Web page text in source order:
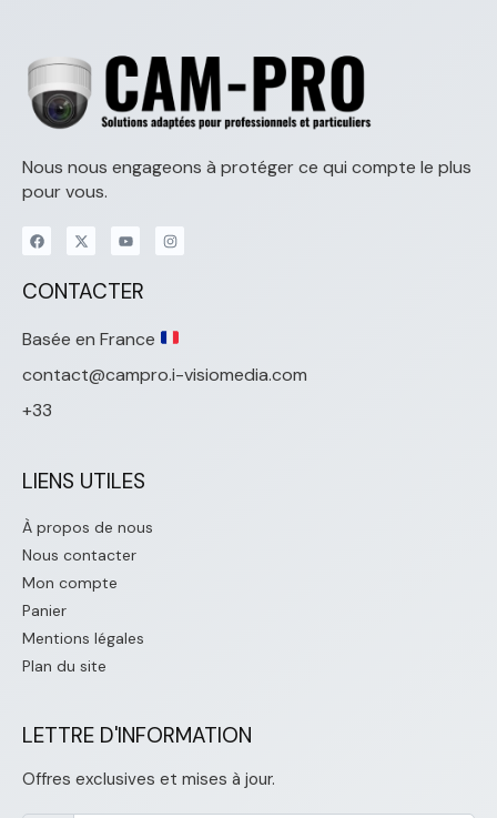
Nous nous engageons à protéger ce qui compte le plus
pour vous.
CONTACTER
Basée en France
contact@campro.i-visiomedia.com
+33
LIENS UTILES
À propos de nous
Nous contacter
Mon compte
Panier
Mentions légales
Plan du site
LETTRE D'INFORMATION
Offres exclusives et mises à jour.